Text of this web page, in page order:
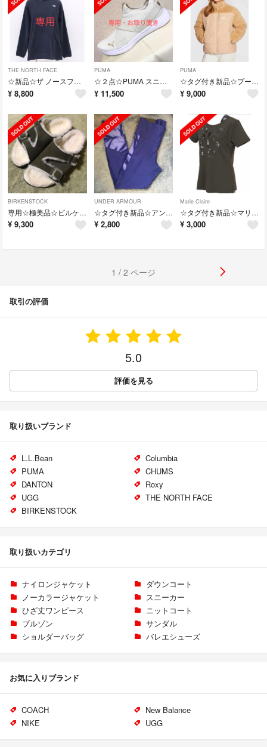
THE NORTH FACE
☆新品☆ザ ノースフェイス マイクロ フリース フーディ L〜XL マタニティ
¥ 8,800
PUMA
☆２点☆PUMA スニーカー 24.5 エルエルビーン トートバッグ ミディアム
¥ 11,500
PUMA
☆タグ付き新品☆プーマ PUMA アウター 中綿ジャケット L
¥ 9,000
BIRKENSTOCK
専用☆極美品☆ビルケンシュトック チューリッヒ 24.5cm ボア スウェード
¥ 9,300
UNDER ARMOUR
☆タグ付き新品☆アンダー アーマー ロングパンツ レギンス XL
¥ 2,800
Marie Claire
☆タグ付き新品☆マリ クレール Ｔシャツ サイズLL 吸汗速乾 UVカット
¥ 3,000
1 / 2 ページ
取引の評価
5.0
評価を見る
取り扱いブランド
L.L.Bean
Columbia
PUMA
CHUMS
DANTON
Roxy
UGG
THE NORTH FACE
BIRKENSTOCK
取り扱いカテゴリ
ナイロンジャケット
ダウンコート
ノーカラージャケット
スニーカー
ひざ丈ワンピース
ニットコート
ブルゾン
サンダル
ショルダーバッグ
バレエシューズ
お気に入りブランド
COACH
New Balance
NIKE
UGG